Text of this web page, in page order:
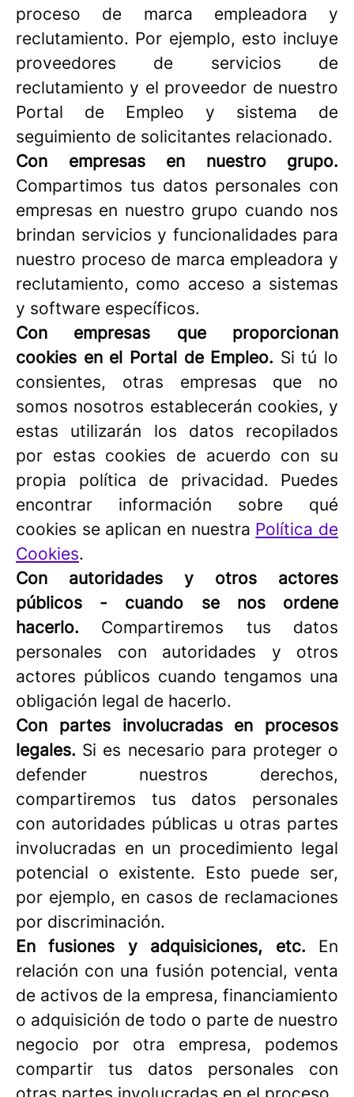
proceso de marca empleadora y
reclutamiento. Por ejemplo, esto incluye
proveedores de servicios de
reclutamiento y el proveedor de nuestro
Portal de Empleo y sistema de
seguimiento de solicitantes relacionado.
Con empresas en nuestro grupo.
Compartimos tus datos personales con
empresas en nuestro grupo cuando nos
brindan servicios y funcionalidades para
nuestro proceso de marca empleadora y
reclutamiento, como acceso a sistemas
y software específicos.
Con empresas que proporcionan
cookies en el Portal de Empleo. Si tú lo
consientes, otras empresas que no
somos nosotros establecerán cookies, y
estas utilizarán los datos recopilados
por estas cookies de acuerdo con su
propia política de privacidad. Puedes
encontrar información sobre qué
cookies se aplican en nuestra Política de
Cookies.
Con autoridades y otros actores
públicos - cuando se nos ordene
hacerlo. Compartiremos tus datos
personales con autoridades y otros
actores públicos cuando tengamos una
obligación legal de hacerlo.
Con partes involucradas en procesos
legales. Si es necesario para proteger o
defender nuestros derechos,
compartiremos tus datos personales
con autoridades públicas u otras partes
involucradas en un procedimiento legal
potencial o existente. Esto puede ser,
por ejemplo, en casos de reclamaciones
por discriminación.
En fusiones y adquisiciones, etc. En
relación con una fusión potencial, venta
de activos de la empresa, financiamiento
o adquisición de todo o parte de nuestro
negocio por otra empresa, podemos
compartir tus datos personales con